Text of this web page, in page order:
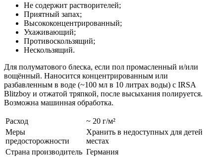
Не содержит растворителей;
Приятный запах;
Высококонцентрированный;
Ухаживающий;
Противоскользящий;
Нескользящий.
Для полуматового блеска, если пол промасленный и/или
вощённый. Наносится концентрированным или
разбавленным в воде (~100 мл в 10 литрах воды) с IRSA
Blitzboy и отжатой тряпкой, после высыхания полируется.
Возможна машинная обработка.
Расход
~ 20 г/м²
Меры
предосторожности
Хранить в недоступных для детей
местах
Страна производитель Германия